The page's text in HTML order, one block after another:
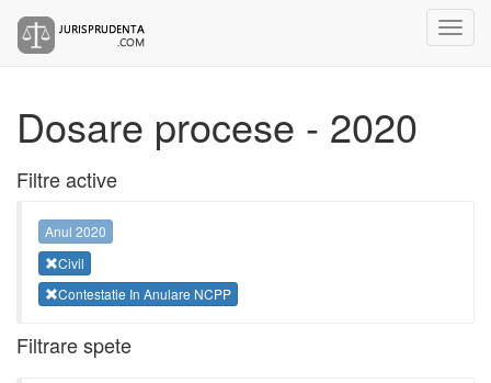
Dosare procese - 2020
Filtre active
Anul 2020
Civil
Contestatie In Anulare NCPP
Filtrare spete